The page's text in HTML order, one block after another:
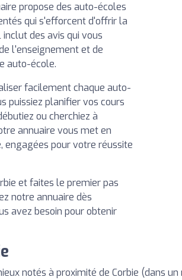
propose des auto-écoles
qui s'efforcent d'offrir la
des avis qui vous
l'enseignement et de
auto-école.
facilement chaque auto-
puissiez planifier vos cours
ou cherchiez à
annuaire vous met en
engagées pour votre réussite
et faites le premier pas
notre annuaire dès
avez besoin pour obtenir
notés à proximité de Corbie (dans